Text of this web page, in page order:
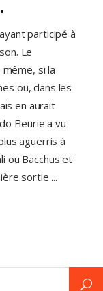
participé à
Le
si la
ou, dans les
en aurait
Fleurie a vu
aguerris à
ou Bacchus et
sortie